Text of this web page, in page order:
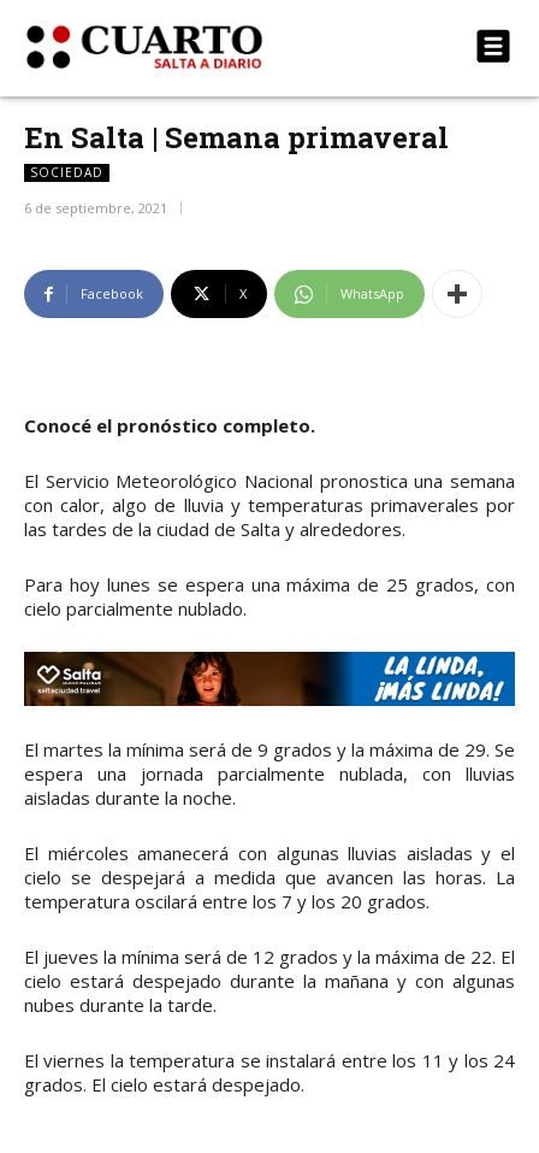
En Salta | Semana primaveral
SOCIEDAD
6 de septiembre, 2021
Facebook X WhatsApp
Conocé el pronóstico completo.
El Servicio Meteorológico Nacional pronostica una semana
con calor, algo de lluvia y temperaturas primaverales por
las tardes de la ciudad de Salta y alrededores.
Para hoy lunes se espera una máxima de 25 grados, con
cielo parcialmente nublado.
El martes la mínima será de 9 grados y la máxima de 29. Se
espera una jornada parcialmente nublada, con lluvias
aisladas durante la noche.
El miércoles amanecerá con algunas lluvias aisladas y el
cielo se despejará a medida que avancen las horas. La
temperatura oscilará entre los 7 y los 20 grados.
El jueves la mínima será de 12 grados y la máxima de 22. El
cielo estará despejado durante la mañana y con algunas
nubes durante la tarde.
El viernes la temperatura se instalará entre los 11 y los 24
grados. El cielo estará despejado.